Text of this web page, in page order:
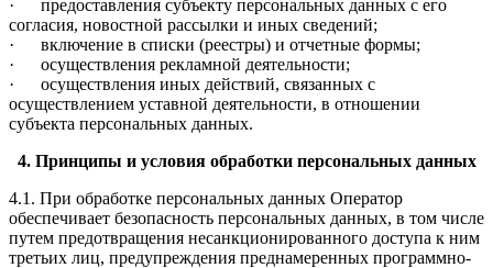
· предоставления субъекту персональных данных с его
согласия, новостной рассылки и иных сведений;
· включение в списки (реестры) и отчетные формы;
· осуществления рекламной деятельности;
· осуществления иных действий, связанных с
осуществлением уставной деятельности, в отношении
субъекта персональных данных.
4. Принципы и условия обработки персональных данных
4.1. При обработке персональных данных Оператор
обеспечивает безопасность персональных данных, в том числе
путем предотвращения несанкционированного доступа к ним
третьих лиц, предупреждения преднамеренных программно-